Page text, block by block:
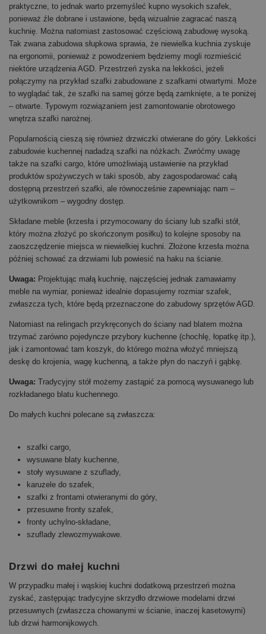
praktyczne, to jednak warto przemyśleć kupno wysokich szafek,
ponieważ źle dobrane i ustawione, będą wizualnie zagracać naszą
kuchnię. Można natomiast zastosować częściową zabudowę wysoką.
Tak zwana zabudowa słupkowa sprawia, że niewielka kuchnia zyskuje
na ergonomii, ponieważ z powodzeniem będziemy mogli rozmieścić
niektóre urządzenia AGD. Przestrzeń zyska na lekkości, jeżeli
połączymy na przykład szafki zabudowane z szafkami otwartymi. Może
to wyglądać tak, że szafki na samej górze będą zamknięte, a te poniżej
– otwarte. Typowym rozwiązaniem jest zamontowanie obrotowego
wnętrza szafki narożnej.
Popularnością cieszą się również drzwiczki otwierane do góry. Lekkości
zabudowie kuchennej nadadzą szafki na nóżkach. Zwróćmy uwagę
także na szafki cargo, które umożliwiają ustawienie na przykład
produktów spożywczych w taki sposób, aby zagospodarować całą
dostępną przestrzeń szafki, ale równocześnie zapewniając nam –
użytkownikom – wygodny dostęp.
Składane meble (krzesła i przymocowany do ściany lub szafki stół,
który można złożyć po skończonym posiłku) to kolejne sposoby na
zaoszczędzenie miejsca w niewielkiej kuchni. Złożone krzesła można
później schować za drzwiami lub powiesić na haku na ścianie.
Uwaga: Projektując małą kuchnię, najczęściej jednak zamawiamy
meble na wymiar, ponieważ idealnie dopasujemy rozmiar szafek,
zwłaszcza tych, które będą przeznaczone do zabudowy sprzętów AGD.
Natomiast na relingach przykręconych do ściany nad blatem można
trzymać zarówno pojedyncze przybory kuchenne (chochlę, łopatkę itp.),
jak i zamontować tam koszyk, do którego można włożyć mniejszą
deskę do krojenia, wagę kuchenną, a także płyn do naczyń i gąbkę.
Uwaga: Tradycyjny stół możemy zastąpić za pomocą wysuwanego lub
rozkładanego blatu kuchennego.
Do małych kuchni polecane są zwłaszcza:
szafki cargo,
wysuwane blaty kuchenne,
stoły wysuwane z szuflady,
karuzele do szafek,
szafki z frontami otwieranymi do góry,
przesuwne fronty szafek,
fronty uchylno-składane,
szuflady zlewozmywakowe.
Drzwi do małej kuchni
W przypadku małej i wąskiej kuchni dodatkową przestrzeń można
zyskać, zastępując tradycyjne skrzydło drzwiowe modelami drzwi
przesuwnych (zwłaszcza chowanymi w ścianie, inaczej kasetowymi)
lub drzwi harmonijkowych.